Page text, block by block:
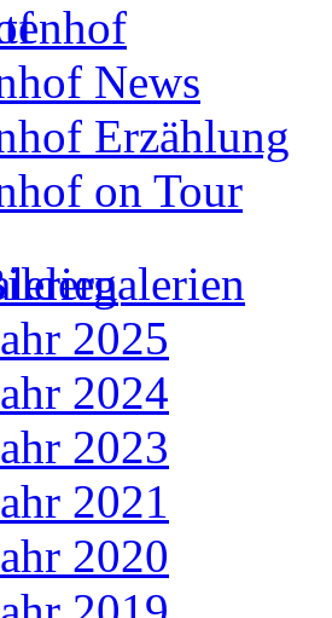
News
Erzählung
on Tour
2025
2024
2023
2021
2020